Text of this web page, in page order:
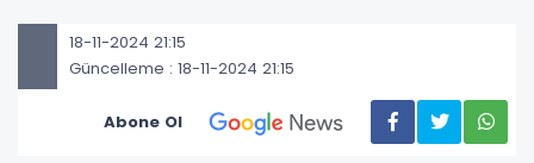
18-11-2024 21:15
Güncelleme : 18-11-2024 21:15
Abone Ol